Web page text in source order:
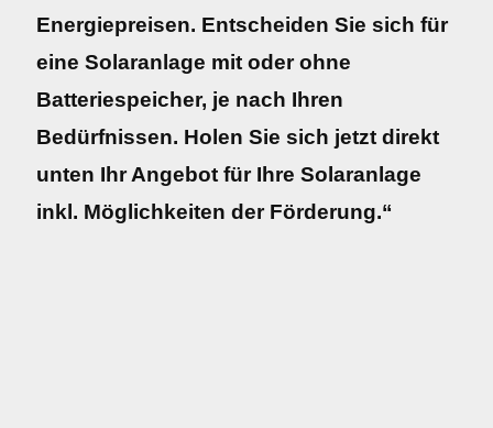
Energiepreisen. Entscheiden Sie sich für
eine Solaranlage mit oder ohne
Batteriespeicher, je nach Ihren
Bedürfnissen. Holen Sie sich jetzt direkt
unten Ihr Angebot für Ihre Solaranlage
inkl. Möglichkeiten der Förderung.“